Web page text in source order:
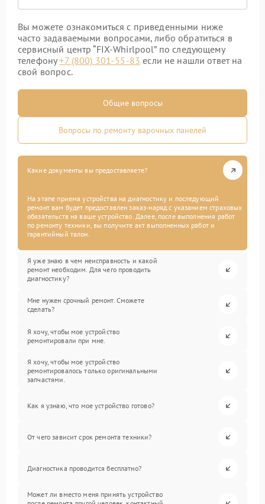
Вы можете ознакомиться с приведенными ниже
часто задаваемыми вопросами, либо обратиться в
сервисный центр “FIX-Whirlpool” по следующему
телефону+7 (800) 301-55-83 если не нашли ответ на
свой вопрос.
Общие вопросы
Вопросы по ремонту варочных панелей
Какие документы вы предоставляете?
На этапе приема устройства на диагностику и последующий
ремонт вам будет предоставлен заказ-наряд с указанием страховых
обязательств на ваше устройство. Далее, после выполнения работ
по ремонту техники, вы получите акт выполненных работ и
гарантийный талон.
Я уже знаю в чем неисправность и какой
ремонт необходим. Для чего проводить
диагностику?
Мне нужен срочный ремонт. Сможете
сделать?
Я хочу, чтобы мое устройство
ремонтировали при мне.
Я хочу, чтобы мое устройство
ремонтировалось только оригинальными
запчастями.
Как я узнаю, что мое устройство готово?
От чего зависит срок ремонта техники?
Диагностика проводится бесплатно?
Может ли вместо меня принять устройство